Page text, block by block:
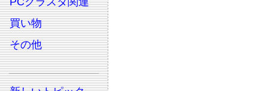
買い物
その他